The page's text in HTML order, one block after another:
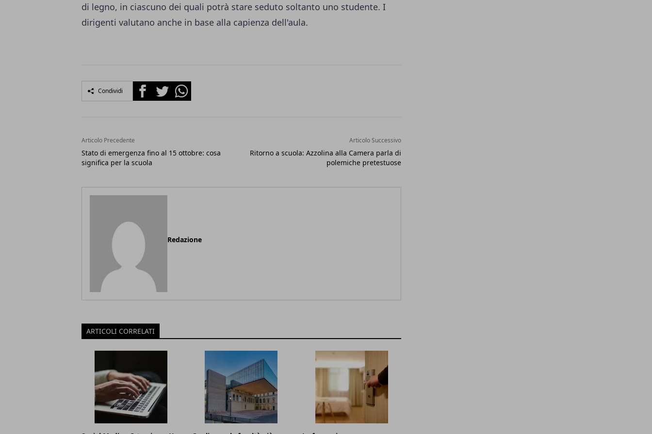
di legno, in ciascuno dei quali potrà stare seduto soltanto uno studente. I
dirigenti valutano anche in base alla capienza dell'aula.
Condividi FacebookTwitterWhatsapp
Articolo Precedente
Stato di emergenza fino al 15 ottobre: cosa
significa per la scuola
Articolo Successivo
Ritorno a scuola: Azzolina alla Camera parla di
polemiche pretestuose
Redazione
ARTICOLI CORRELATI